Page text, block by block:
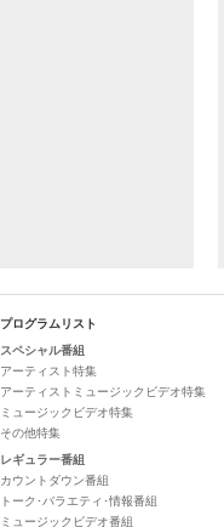
プログラムリスト
スペシャル番組
アーティスト特集
アーティストミュージックビデオ特集
ミュージックビデオ特集
その他特集
レギュラー番組
カウントダウン番組
トーク･バラエティ･情報番組
ミュージックビデオ番組